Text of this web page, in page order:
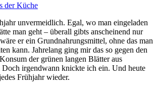
der Küche
unvermeidlich. Egal, wo man eingeladen
man geht – überall gibts anscheinend nur
er ein Grundnahrungsmittel, ohne das man
kann. Jahrelang ging mir das so gegen den
der grünen langen Blätter aus
irgendwann knickte ich ein. Und heute
Frühjahr wieder.